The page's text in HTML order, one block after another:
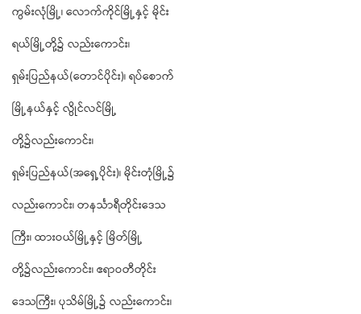
ကွမ်းလုံမြို့၊ လောက်ကိုင်မြို့နှင့် မိုင်း
ရယ်မြို့တို့၌ လည်းကောင်း၊
ရှမ်းပြည်နယ်(တောင်ပိုင်း)၊ ရပ်စောက်
မြို့နယ်နှင့် လွိုင်လင်မြို့
တို့၌လည်းကောင်း၊
ရှမ်းပြည်နယ်(အရှေ့ပိုင်း)၊ မိုင်းတုံမြို့၌
လည်းကောင်း၊ တနင်္သာရီတိုင်းဒေသ
ကြီး၊ ထားဝယ်မြို့နှင့် မြိတ်မြို့
တို့၌လည်းကောင်း၊ ဧရာဝတီတိုင်း
ဒေသကြီး၊ ပုသိမ်မြို့၌ လည်းကောင်း၊